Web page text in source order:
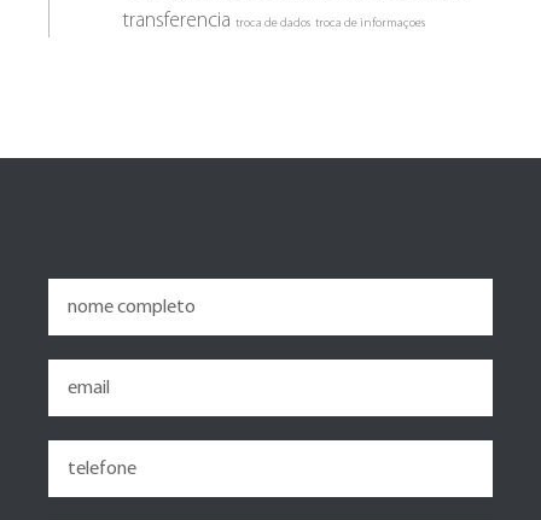
transferencia troca de dados troca de informaçoes